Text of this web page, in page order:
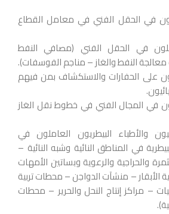
في الحقل الفني في معامل القطاع
في الحقل الفني (مصافي النفط
النفط والغاز – مناجم الفوسفات).
على الحفارات والاستكشاف بمن فيهم
في المجال الفني في خطوط نقل الغاز
والأطباء البيطريون العاملون في
في المناطق النائية وشبه النائية –
والحراجية والرعوية وبساتين الأمهات
الأبقار – منشآت الدواجن – محطات تربية
– مراكز إنتاج النحل والحرير – محطات